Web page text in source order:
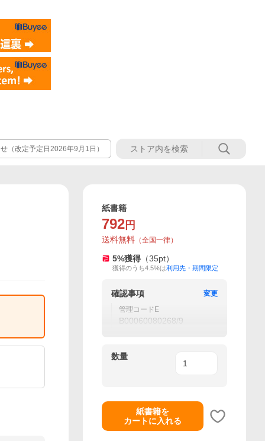
（改定予定日2026年9月1日）
紙書籍
792 円
送料無料 （全国一律）
5%獲得 （35pt）
獲得のうち4.5%は利用先・期間限定
確認事項
変更
管理コードE
B00060080268/9
数量
紙書籍を
カートに入れる